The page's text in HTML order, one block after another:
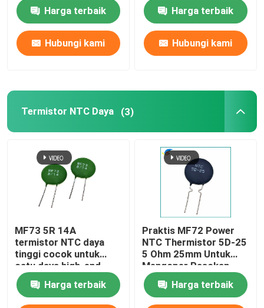
Varistor SMD
PPTC Fuse Resetable
Tabung Pelepasan Gas
Sekring Pemasangan Permukaan
Fuse pemotongan termal
Harga terbaik
Hubungi kami
Harga terbaik
Hubungi kami
Termistor NTC Daya (3)
MF73 5R 14A
termistor NTC daya
tinggi cocok untuk
catu daya high-end
berdaya tinggi
Harga terbaik
Praktis MF72 Power
NTC Thermistor 5D-25
5 Ohm 25mm Untuk
Mengoper Pasokan
Daya Inverter Pasokan
Daya
Harga terbaik